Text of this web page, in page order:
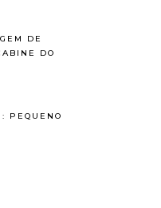
DE
DO
PEQUENO